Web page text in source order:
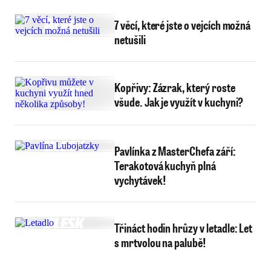
7 věcí, které jste o vejcích možná
netušili
Kopřivy: Zázrak, který roste
všude. Jak je využít v kuchyni?
Pavlínka z MasterChefa září:
Terakotová kuchyň plná
vychytávek!
Třináct hodin hrůzy v letadle: Let
s mrtvolou na palubě!